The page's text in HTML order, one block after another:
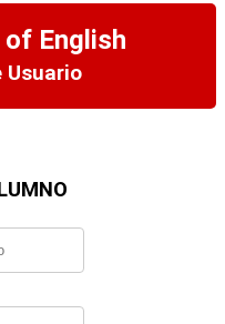
English
Usuario